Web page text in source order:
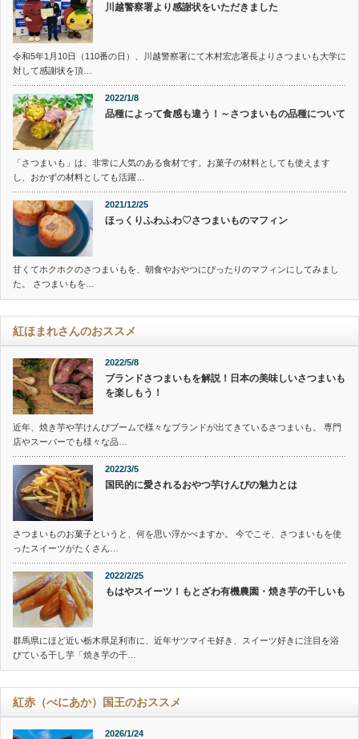
川越警察署より感謝状をいただきました
令和5年1月10日（110番の日）、川越警察署にて木村宏志署長よりさつまいも大学に
対して感謝状を頂…
2022/1/8
品種によって食感も違う！～さつまいもの品種について
「さつまいも」は、非常に人気のある食材です。お菓子の材料としても使えます
し、おかずの材料としても活躍…
2021/12/25
ほっくりふわふわ♡さつまいものマフィン
甘くてホクホクのさつまいもを、朝食やおやつにぴったりのマフィンにしてみまし
た。 さつまいもを…
紅ほまれさんのおススメ
2022/5/8
ブランドさつまいもを解説！日本の美味しいさつまいも
を楽しもう！
近年、焼き芋や芋けんぴブームで様々なブランドが出てきているさつまいも。 専門
店やスーパーでも様々な品…
2022/3/5
国民的に愛されるおやつ芋けんぴの魅力とは
さつまいものお菓子というと、何を思い浮かべますか。 今でこそ、さつまいもを使
ったスイーツがたくさん…
2022/2/25
もはやスイーツ！もとざわ有機農園・焼き芋の干しいも
群馬県にほど近い栃木県足利市に、近年サツマイモ好き、スイーツ好きに注目を浴
びている干し芋「焼き芋の干…
紅赤（べにあか）国王のおススメ
2026/1/24